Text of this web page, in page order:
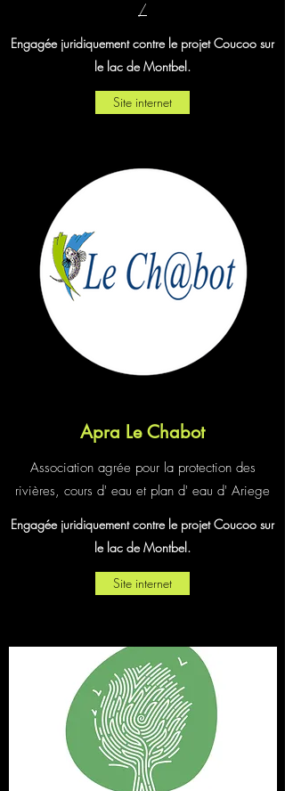
/
Engagée juridiquement contre le projet Coucoo sur
le lac de Montbel.
Site internet
Apra Le Chabot
Association agrée pour la protection des
rivières, cours d' eau et plan d' eau d' Ariege
Engagée juridiquement contre le projet Coucoo sur
le lac de Montbel.
Site internet